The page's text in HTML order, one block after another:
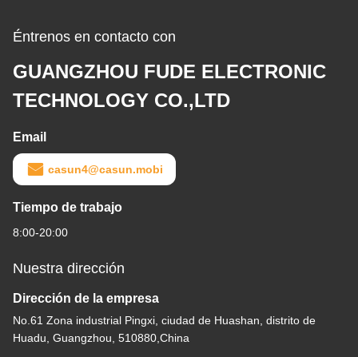
Éntrenos en contacto con
GUANGZHOU FUDE ELECTRONIC
TECHNOLOGY CO.,LTD
Email
casun4@casun.mobi
Tiempo de trabajo
8:00-20:00
Nuestra dirección
Dirección de la empresa
No.61 Zona industrial Pingxi, ciudad de Huashan, distrito de
Huadu, Guangzhou, 510880,China